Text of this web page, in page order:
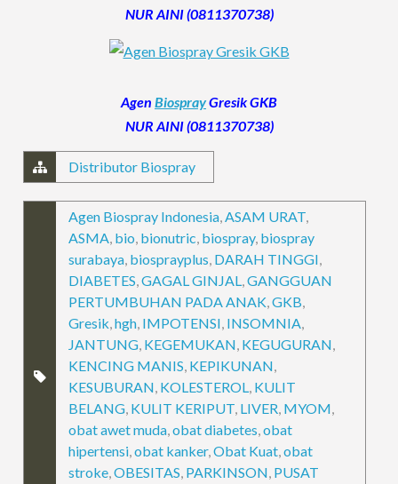
NUR AINI (0811370738)
Agen BiosprayGresik GKB
NUR AINI (0811370738)
Distributor Biospray
Agen Biospray Indonesia,ASAM URAT,
ASMA, bio, bionutric, biospray, biospray
surabaya, biosprayplus, DARAH TINGGI,
DIABETES,GAGAL GINJAL,GANGGUAN
PERTUMBUHAN PADA ANAK,GKB,
Gresik,hgh, IMPOTENSI, INSOMNIA,
JANTUNG, KEGEMUKAN, KEGUGURAN,
KENCING MANIS, KEPIKUNAN,
KESUBURAN, KOLESTEROL, KULIT
BELANG, KULIT KERIPUT, LIVER, MYOM,
obat awet muda,obat diabetes,obat
hipertensi,obat kanker,Obat Kuat,obat
stroke,OBESITAS, PARKINSON, PUSAT